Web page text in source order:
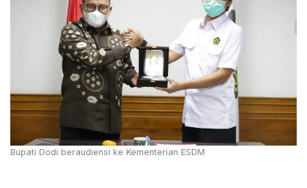
Bupati Dodi beraudiensi ke Kementerian ESDM